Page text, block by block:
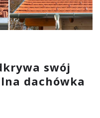
swój
dachówka